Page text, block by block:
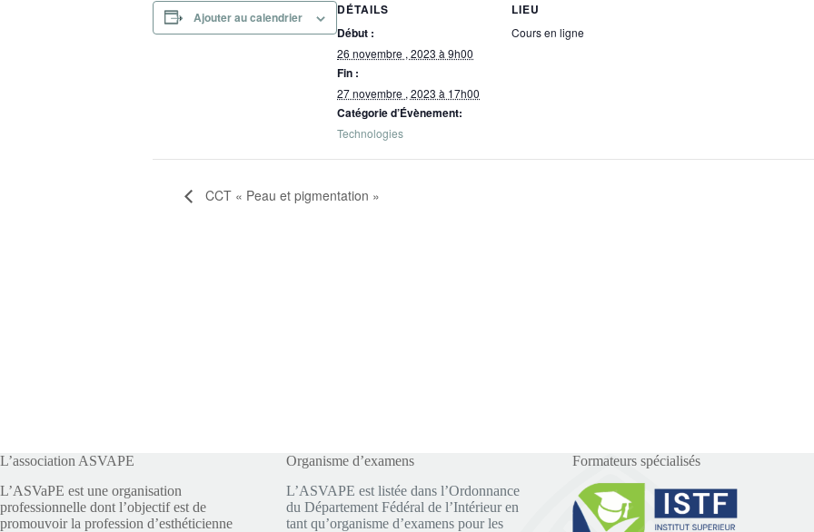
Ajouter au calendrier
DÉTAILS
Début :
26 novembre , 2023 à 9h00
Fin :
27 novembre , 2023 à 17h00
Catégorie d’Évènement:
Technologies
LIEU
Cours en ligne
CCT « Peau et pigmentation »
L’association ASVAPE
L’ASVaPE est une organisation
professionnelle dont l’objectif est de
promouvoir la profession d’esthéticienne
Organisme d’examens
L’ASVAPE est listée dans l’Ordonnance
du Département Fédéral de l’Intérieur en
tant qu’organisme d’examens pour les
Formateurs spécialisés